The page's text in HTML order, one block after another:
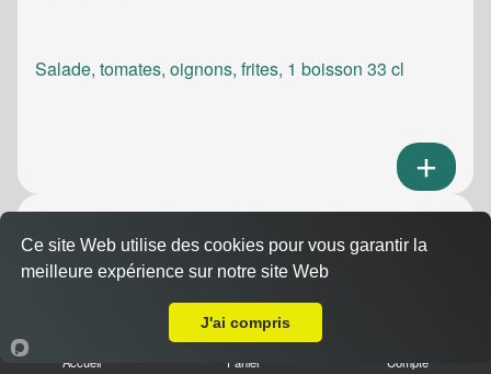
Salade, tomates, oignons, frites, 1 boisson 33 cl
10.50 €
Salade, tomates, oignons, frites, 1 boisson 33 cl
Accueil Panier Compte
Ce site Web utilise des cookies pour vous garantir la
meilleure expérience sur notre site Web
J'ai compris